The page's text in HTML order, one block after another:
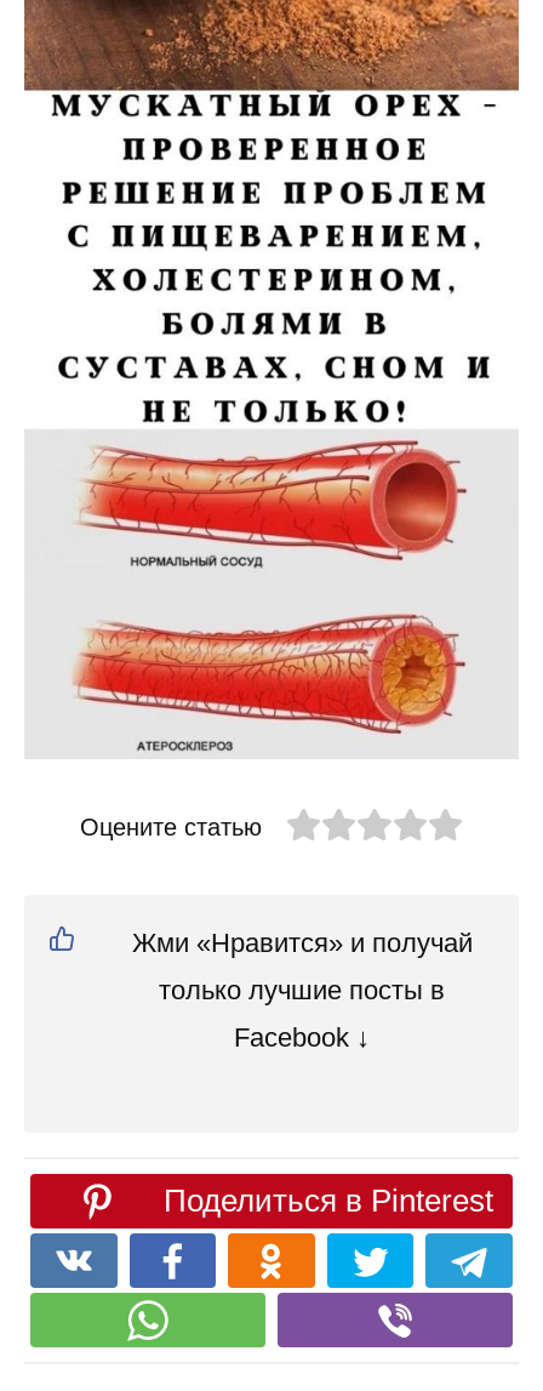
Оцените статью
Жми «Нравится» и получай
только лучшие посты в
Facebook ↓
Поделиться в Pinterest